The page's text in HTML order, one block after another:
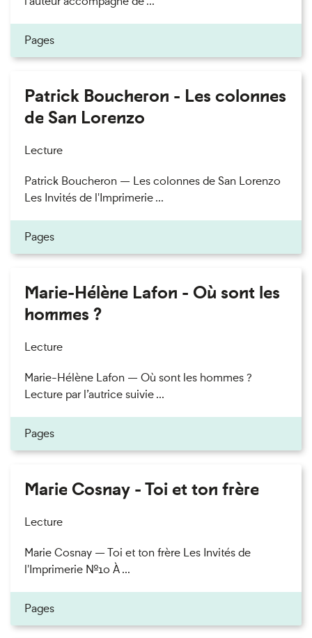
Pages
Patrick Boucheron - Les colonnes
de San Lorenzo
Lecture
Patrick Boucheron — Les colonnes de San Lorenzo
Les Invités de l'Imprimerie ...
Pages
Marie-Hélène Lafon - Où sont les
hommes ?
Lecture
Marie-Hélène Lafon — Où sont les hommes ?
Lecture par l’autrice suivie ...
Pages
Marie Cosnay - Toi et ton frère
Lecture
Marie Cosnay — Toi et ton frère Les Invités de
l'Imprimerie n°10 À ...
Pages